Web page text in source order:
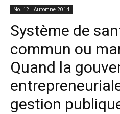
No. 12 - Automne 2014
Système de
commun ou
Quand la
gestion